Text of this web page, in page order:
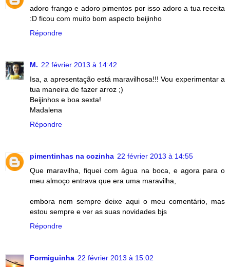
adoro frango e adoro pimentos por isso adoro a tua receita
:D ficou com muito bom aspecto beijinho
Répondre
M. 22 février 2013 à 14:42
Isa, a apresentação está maravilhosa!!! Vou experimentar a
tua maneira de fazer arroz ;)
Beijinhos e boa sexta!
Madalena
Répondre
pimentinhas na cozinha 22 février 2013 à 14:55
Que maravilha, fiquei com água na boca, e agora para o
meu almoço entrava que era uma maravilha,
embora nem sempre deixe aqui o meu comentário, mas
estou sempre e ver as suas novidades bjs
Répondre
Formiguinha 22 février 2013 à 15:02